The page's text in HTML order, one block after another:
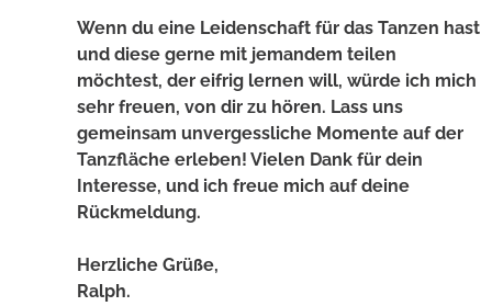
Wenn du eine Leidenschaft für das Tanzen hast
und diese gerne mit jemandem teilen
möchtest, der eifrig lernen will, würde ich mich
sehr freuen, von dir zu hören. Lass uns
gemeinsam unvergessliche Momente auf der
Tanzfläche erleben! Vielen Dank für dein
Interesse, und ich freue mich auf deine
Rückmeldung.
Herzliche Grüße,
Ralph.